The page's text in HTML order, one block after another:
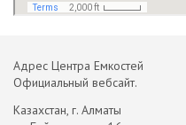
Адрес Центра Емкостей
Официальный вебсайт.
Казахстан, г. Алматы